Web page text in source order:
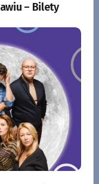
– Bilety